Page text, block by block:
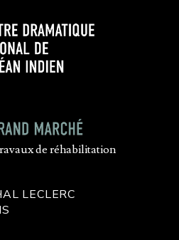
de réhabilitation
LECLERC